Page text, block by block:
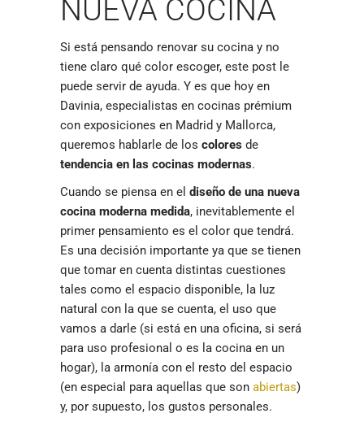
NUEVA COCINA
Si está pensando renovar su cocina y no
tiene claro qué color escoger, este post le
puede servir de ayuda. Y es que hoy en
Davinia, especialistas en cocinas prémium
con exposiciones en Madrid y Mallorca,
queremos hablarle de los colores de
tendencia en las cocinas modernas.
Cuando se piensa en el diseño de una nueva
cocina moderna medida, inevitablemente el
primer pensamiento es el color que tendrá.
Es una decisión importante ya que se tienen
que tomar en cuenta distintas cuestiones
tales como el espacio disponible, la luz
natural con la que se cuenta, el uso que
vamos a darle (si está en una oficina, si será
para uso profesional o es la cocina en un
hogar), la armonía con el resto del espacio
(en especial para aquellas que son abiertas)
y, por supuesto, los gustos personales.